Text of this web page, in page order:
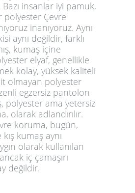
insanlar iyi pamuk,
polyester Çevre
inanıyoruz. Aynı
aynı değildir, farklı
kumaş içine
elyaf, genellikle
kolay, yüksek kaliteli
olmayan polyester
egzersiz pantolon
polyester ama yetersiz
olarak adlandırılır.
koruma, bugün,
kumaş aynı
olarak kullanılan
iç çamaşırı
değildir.